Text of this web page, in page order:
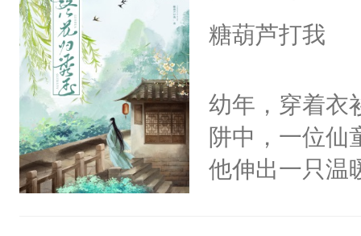
冷漠。某天，
泪。“我…我
不想和我谈恋
语着，“强吻
起…”“别哭。
糖葫芦打我
幼年，穿着衣
阱中，一位仙
他伸出一只温